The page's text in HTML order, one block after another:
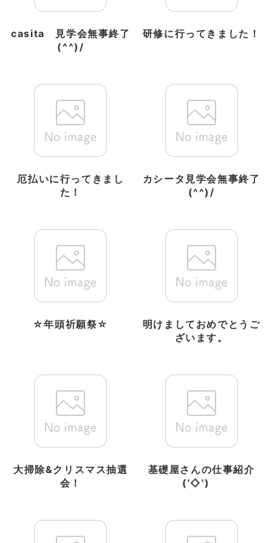
casita 見学会無事終了
(^^)/
研修に行ってきました！
厄払いに行ってきまし
た！
カシータ見学会無事終了
(^^)/
☆年頭祈願祭☆
明けましておめでとうご
ざいます。
大掃除&クリスマス抽選
会！
基礎屋さんの仕事紹介
('◇')ゞ